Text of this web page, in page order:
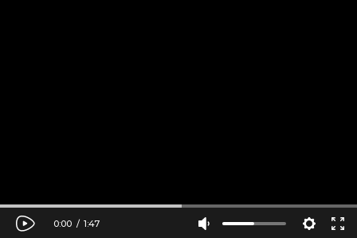
0:00 / 1:47